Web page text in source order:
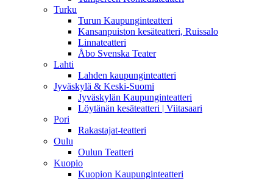
Turku
Turun Kaupunginteatteri
Kansanpuiston kesäteatteri, Ruissalo
Linnateatteri
Åbo Svenska Teater
Lahti
Lahden kaupunginteatteri
Jyväskylä & Keski-Suomi
Jyväskylän Kaupunginteatteri
Löytänän kesäteatteri | Viitasaari
Pori
Rakastajat-teatteri
Oulu
Oulun Teatteri
Kuopio
Kuopion Kaupunginteatteri